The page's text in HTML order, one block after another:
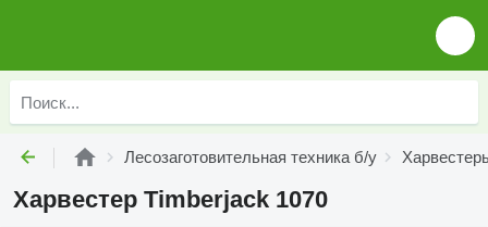
Лесозаготовительная техника б/у
Харвестер Timberjack 1070